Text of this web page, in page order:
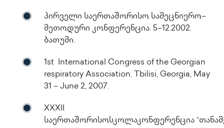
პირველი საერთაშორისო სამეცნიერო–
მეთოდური კონფერენცია. 5–12.2002.
ბათუმი.
1st International Congress of the Georgian
respiratory Association. Tbilisi, Georgia, May
31 – June 2, 2007.
XXXII
საერთაშორისოსკოლაკონფერენცია